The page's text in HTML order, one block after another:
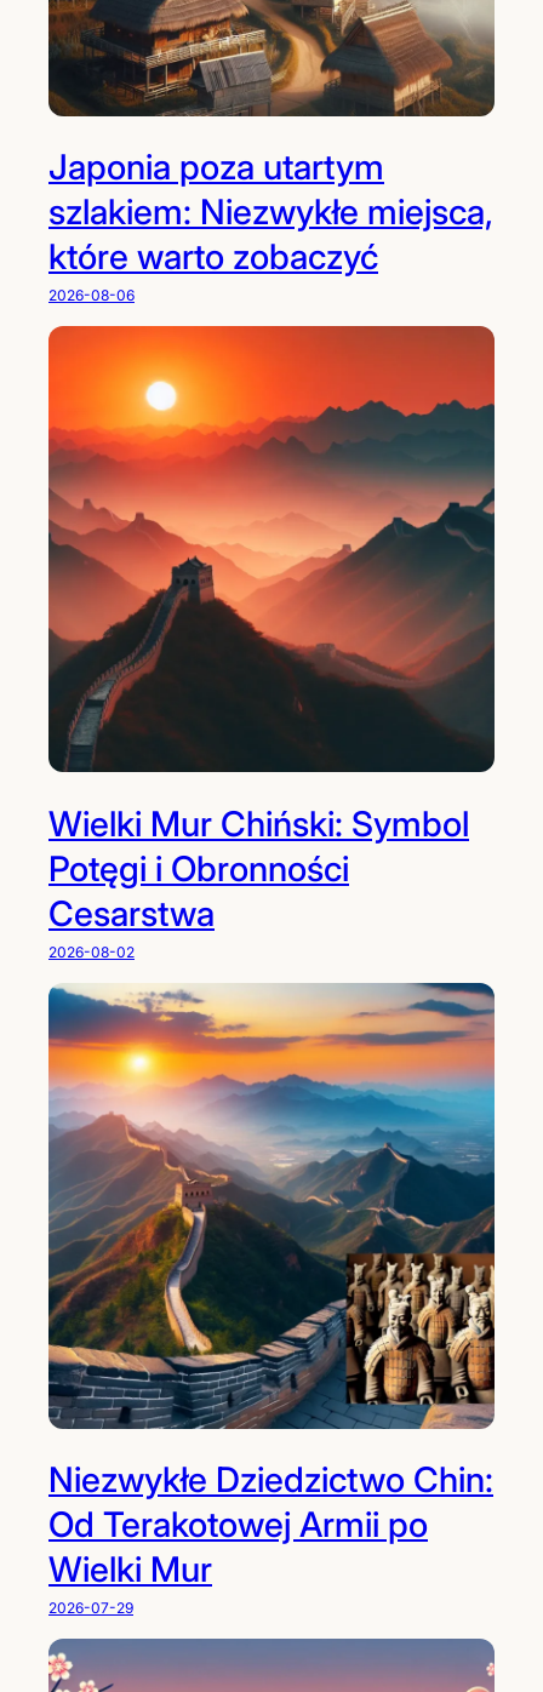
Japonia poza utartym
szlakiem: Niezwykłe miejsca,
które warto zobaczyć
2026-08-06
Wielki Mur Chiński: Symbol
Potęgi i Obronności
Cesarstwa
2026-08-02
Niezwykłe Dziedzictwo Chin:
Od Terakotowej Armii po
Wielki Mur
2026-07-29